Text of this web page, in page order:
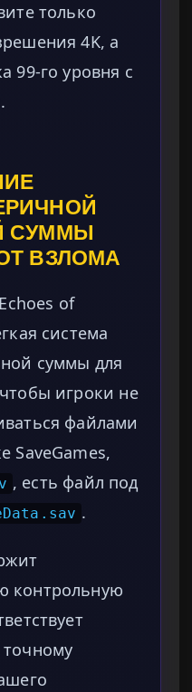
только
4K, а
99-го уровня с
СУММЫ
ВЗЛОМА
of
система
суммы для
игроки не
файлами
SaveGames,
, есть файл под
.
контрольную